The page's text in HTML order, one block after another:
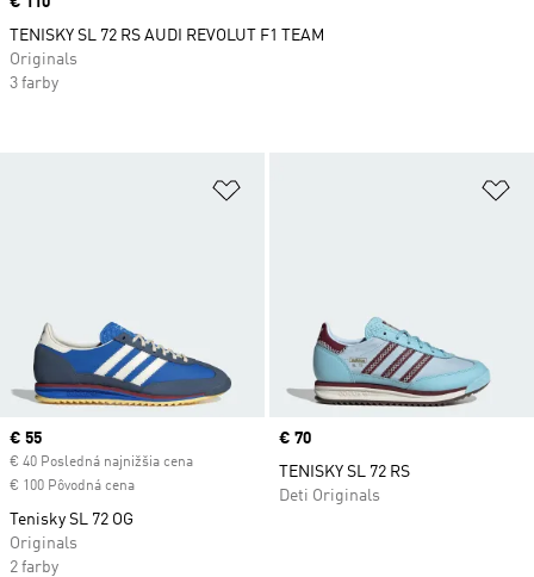
Pridať do zoznamu želaných
Current price
€ 55
€ 40 Posledná najnižšia cena
€ 100 Pôvodná cena
Tenisky SL 72 OG
Originals
2 farby
Price
€ 70
TENISKY SL 72 RS
Deti Originals
TENISKY SL 72 RS AUDI REVOLUT F1 TEAM
Originals
3 farby